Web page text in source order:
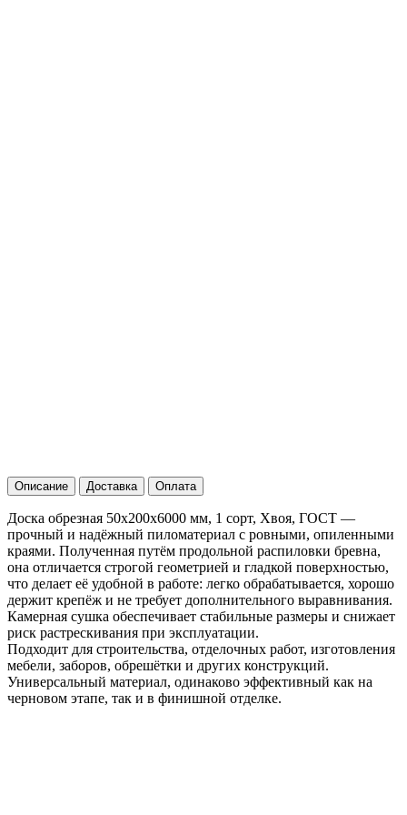
Описание Доставка Оплата
Доска обрезная 50х200х6000 мм, 1 сорт, Хвоя, ГОСТ —
прочный и надёжный пиломатериал с ровными, опиленными
краями. Полученная путём продольной распиловки бревна,
она отличается строгой геометрией и гладкой поверхностью,
что делает её удобной в работе: легко обрабатывается, хорошо
держит крепёж и не требует дополнительного выравнивания.
Камерная сушка обеспечивает стабильные размеры и снижает
риск растрескивания при эксплуатации.
Подходит для строительства, отделочных работ, изготовления
мебели, заборов, обрешётки и других конструкций.
Универсальный материал, одинаково эффективный как на
черновом этапе, так и в финишной отделке.